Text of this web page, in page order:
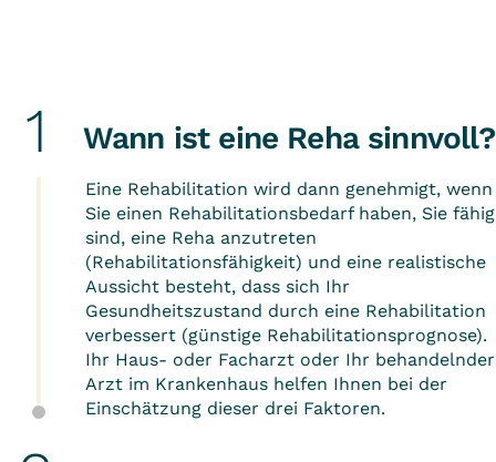
Wann ist eine Reha sinnvoll?
Eine Rehabilitation wird dann genehmigt, wenn
Sie einen Rehabilitationsbedarf haben, Sie fähig
sind, eine Reha anzutreten
(Rehabilitationsfähigkeit) und eine realistische
Aussicht besteht, dass sich Ihr
Gesundheitszustand durch eine Rehabilitation
verbessert (günstige Rehabilitationsprognose).
Ihr Haus- oder Facharzt oder Ihr behandelnder
Arzt im Krankenhaus helfen Ihnen bei der
Einschätzung dieser drei Faktoren.